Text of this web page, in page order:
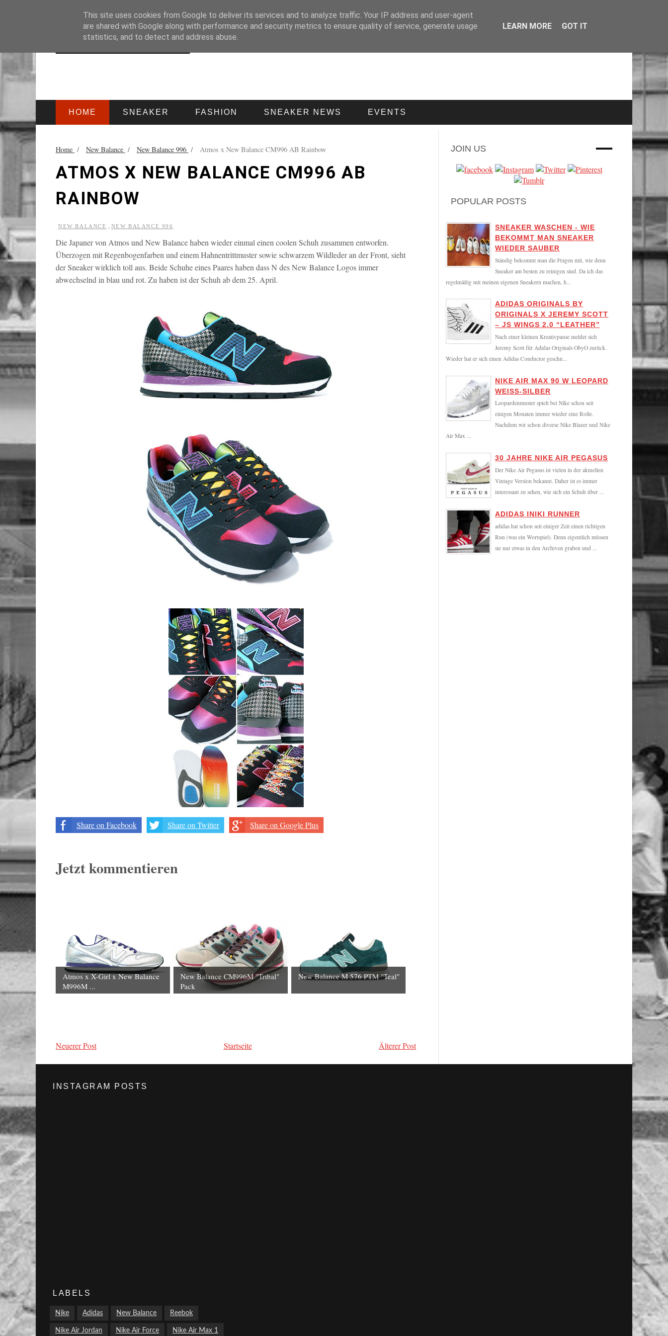
IMPRESSUM
HOME SNEAKER FASHION SNEAKER NEWS EVENTS
Home / New Balance / New Balance 996 / Atmos x New Balance CM996 AB Rainbow
ATMOS X NEW BALANCE CM996 AB
RAINBOW
NEW BALANCE , NEW BALANCE 996
Die Japaner von Atmos und New Balance haben wieder einmal einen coolen Schuh zusammen entworfen.
Überzogen mit Regenbogenfarben und einem Hahnentrittmuster sowie schwarzem Wildleder an der Front, sieht
der Sneaker wirklich toll aus. Beide Schuhe eines Paares haben dass N des New Balance Logos immer
abwechselnd in blau und rot. Zu haben ist der Schuh ab dem 25. April.
Share on Facebook Share on Twitter Share on Google Plus
Jetzt kommentieren
Atmos x X-Girl x New Balance
M996M ...
New Balance CM996M "Tribal"
Pack
New Balance M 576 PTM "Teal"
Neuerer Post Älterer Post
Startseite
JOIN US
POPULAR POSTS
SNEAKER WASCHEN - WIE
BEKOMMT MAN SNEAKER
WIEDER SAUBER
Ständig bekommt man die Fragen mit, wie denn
Sneaker am besten zu reinigen sind. Da ich das
regelmäßig mit meinen eigenen Sneakern machen, h...
ADIDAS ORIGINALS BY
ORIGINALS X JEREMY SCOTT
– JS WINGS 2.0 “LEATHER”
Nach einer kleinen Kreativpause meldet sich
Jeremy Scott für Adidas Originals ObyO zurück.
Wieder hat er sich einen Adidas Conductor geschn...
NIKE AIR MAX 90 W LEOPARD
WEISS-SILBER
Leopardenmuster spielt bei Nike schon seit
einigen Monaten immer wieder eine Rolle.
Nachdem wir schon diverse Nike Blazer und Nike
Air Max ...
30 JAHRE NIKE AIR PEGASUS
Der Nike Air Pegasus ist vielen in der aktuellen
Vintage Version bekannt. Daher ist es immer
interessant zu sehen, wie sich ein Schuh über ...
ADIDAS INIKI RUNNER
adidas hat schon seit einiger Zeit einen richtigen
Run (was ein Wortspiel). Denn eigentlich müssen
sie nur etwas in den Archiven graben und ...
INSTAGRAM POSTS
LABELS
Nike Adidas New Balance Reebok
Nike Air Jordan Nike Air Force Nike Air Max 1
This site uses cookies from Google to deliver its services and to analyze traffic. Your IP address and user-agent
are shared with Google along with performance and security metrics to ensure quality of service, generate usage
statistics, and to detect and address abuse.
LEARN MORE GOT IT